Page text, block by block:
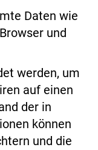
Daten wie
und
werden, um
auf einen
der in
können
und die